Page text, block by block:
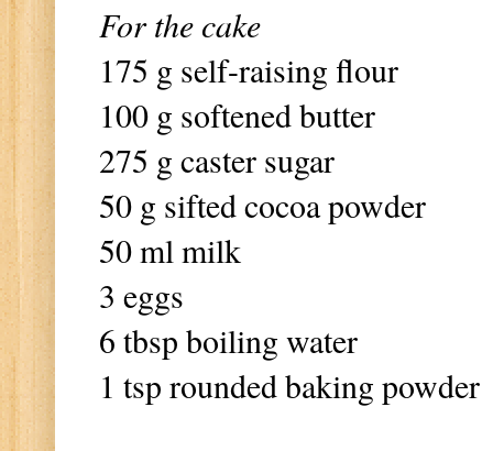
For the cake
175 g self-raising flour
100 g softened butter
275 g caster sugar
50 g sifted cocoa powder
50 ml milk
3 eggs
6 tbsp boiling water
1 tsp rounded baking powder